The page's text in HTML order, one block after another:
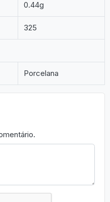
0.44g
325
Porcelana